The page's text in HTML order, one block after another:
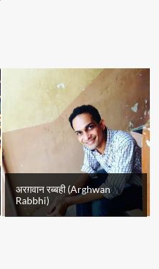
अरग़वान रब्बही (Arghwan
Rabbhi)